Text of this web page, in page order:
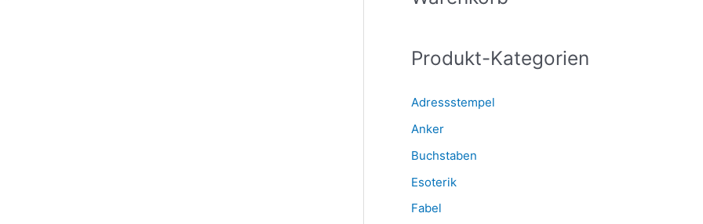
a
h
:
Produkt-Kategorien
Adressstempel
Anker
Buchstaben
Esoterik
Fabel